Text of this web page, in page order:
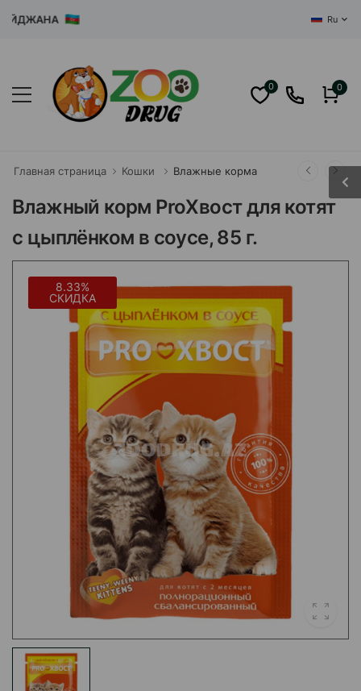
Ru
0 0
Главная страница Кошки Влажные корма
Влажный корм ProХвост для котят
с цыплёнком в соусе, 85 г.
8.33%
СКИДКА